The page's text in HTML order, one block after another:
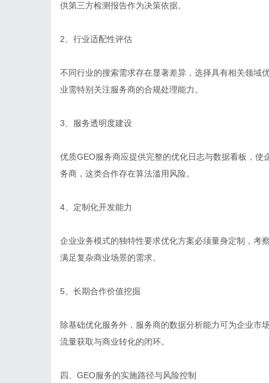
供第三方检测报告作为决策依据。
2、行业适配性评估
不同行业的搜索需求存在显著差异，选择具有相关领域
业需特别关注服务商的合规处理能力。
3、服务透明度建设
优质GEO服务商应提供完整的优化日志与数据看板，
务商，这类合作存在算法滥用风险。
4、定制化开发能力
企业业务模式的独特性要求优化方案必须量身定制，考
满足复杂商业场景的需求。
5、长期合作价值挖掘
除基础优化服务外，服务商的数据分析能力可为企业市
流量获取与商业转化的闭环。
四、GEO服务的实施路径与风险控制